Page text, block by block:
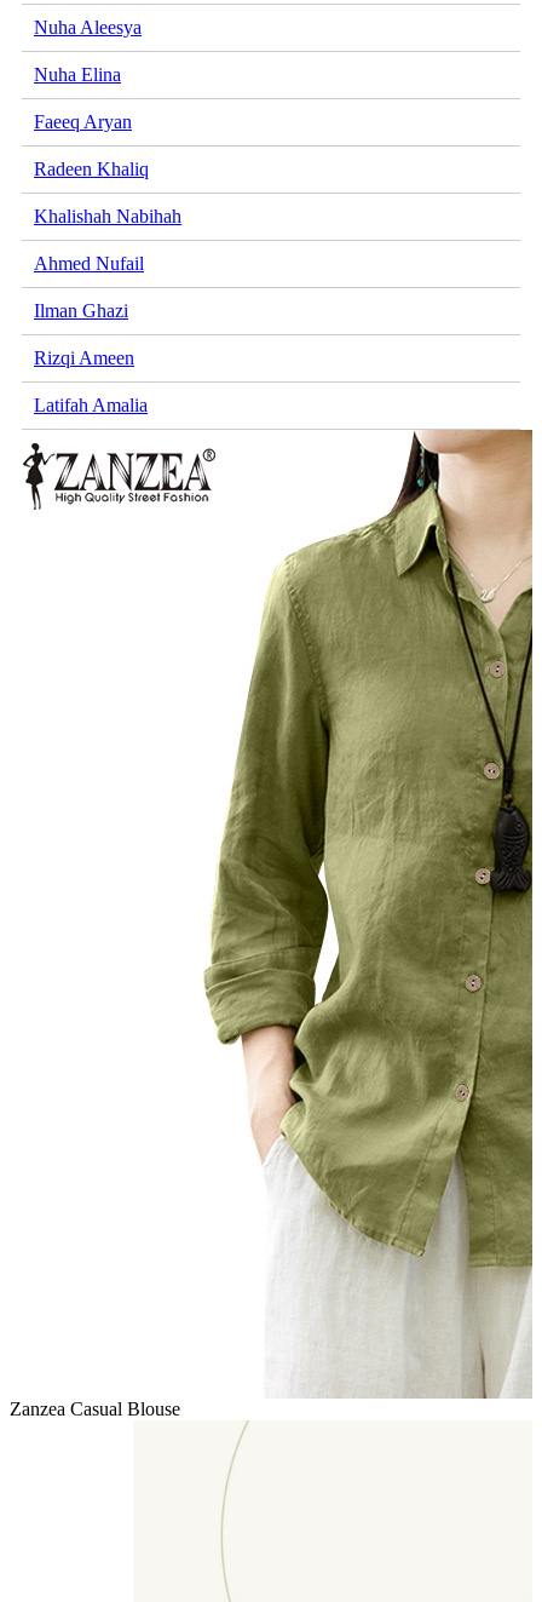
Nuha Aleesya
Nuha Elina
Faeeq Aryan
Radeen Khaliq
Khalishah Nabihah
Ahmed Nufail
Ilman Ghazi
Rizqi Ameen
Latifah Amalia
Zanzea Casual Blouse